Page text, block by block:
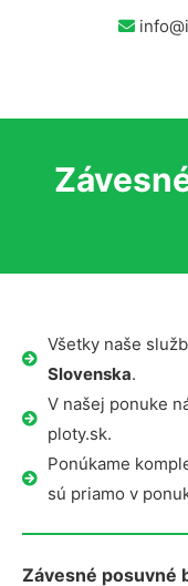
Všetky naše
Slovenska.
V našej ponuke
ploty.sk.
Ponúkame
sú priamo v
Závesné posuvné